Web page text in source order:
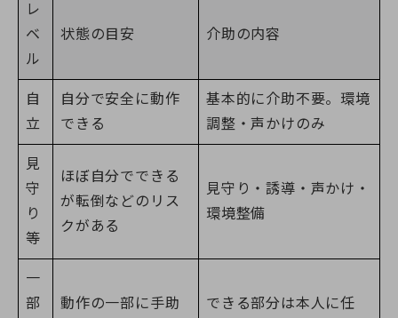
レ
ベ
ル
状態の目安 介助の内容
自
立
自分で安全に動作
できる
基本的に介助不要。環境
調整・声かけのみ
見
守
り
等
ほぼ自分でできる
が転倒などのリス
クがある
見守り・誘導・声かけ・
環境整備
一
部
動作の一部に手助 できる部分は本人に任